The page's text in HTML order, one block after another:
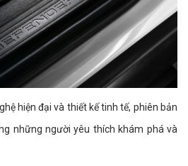
hiện đại và thiết kế tinh tế, phiên bản
những người yêu thích khám phá và